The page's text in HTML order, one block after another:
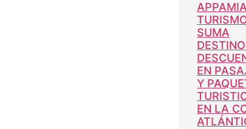
APPAMIA
SUMA
EN
Y
EN LA